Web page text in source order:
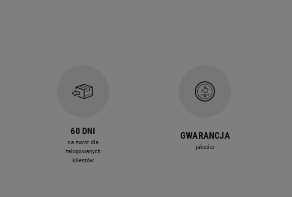
60 DNI
na zwrot dla
zalogowanych
klientów
GWARANCJA
jakości